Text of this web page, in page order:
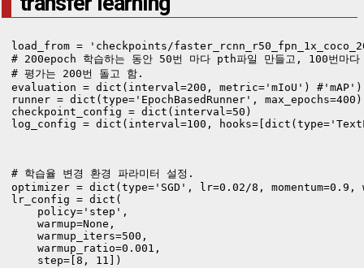
# 200epoch 학습하는 동안 50번 마다 pth파일 만들고, 100번마다
# 평가는 200번 돌고 함.
evaluation = dict(interval=200, metric='mIoU') #'mAP')
runner = dict(type='EpochBasedRunner', max_epochs=400)
checkpoint_config = dict(interval=50)
log_config = dict(interval=100,
# 학습율 변경 환경 파라미터 설정.
optimizer = dict(type='SGD', lr=0.02/8, momentum=0.9,
lr_config = dict(
    policy='step',
    warmup=None,
    warmup_iters=500,
    warmup_ratio=0.001,
    step=[8, 11])